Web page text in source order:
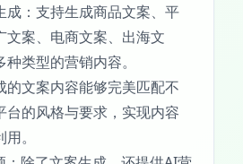
成：支持生成商品文案、平
文案、电商文案、出海文
类型的营销内容。
的文案内容能够完美匹配不
台的风格与要求，实现内容
。